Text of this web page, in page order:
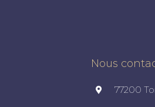
Nous
77200